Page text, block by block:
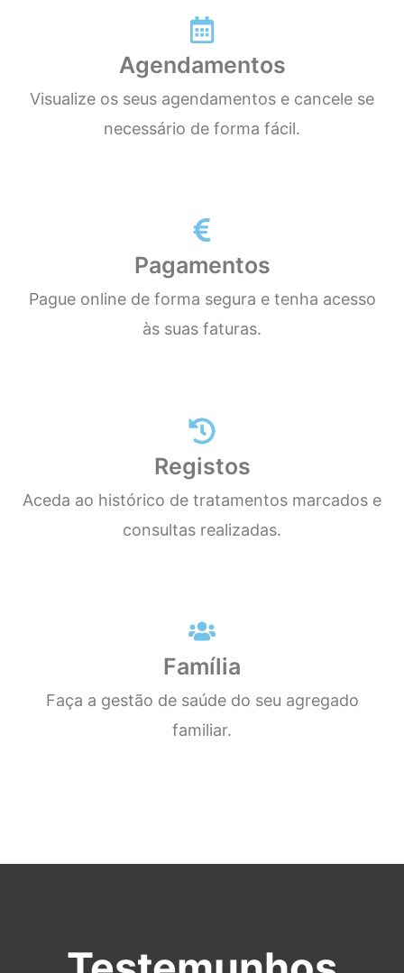
Agendamentos
Visualize os seus agendamentos e cancele se
necessário de forma fácil.
Pagamentos
Pague online de forma segura e tenha acesso
às suas faturas.
Registos
Aceda ao histórico de tratamentos marcados e
consultas realizadas.
Família
Faça a gestão de saúde do seu agregado
familiar.